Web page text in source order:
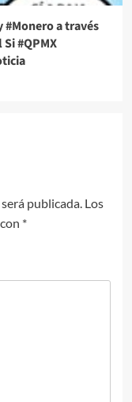
#Monero a través
#QPMX
publicada. Los
*